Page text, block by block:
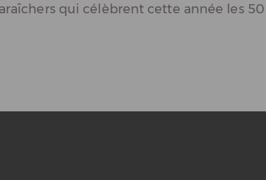
qui célèbrent cette année les 50